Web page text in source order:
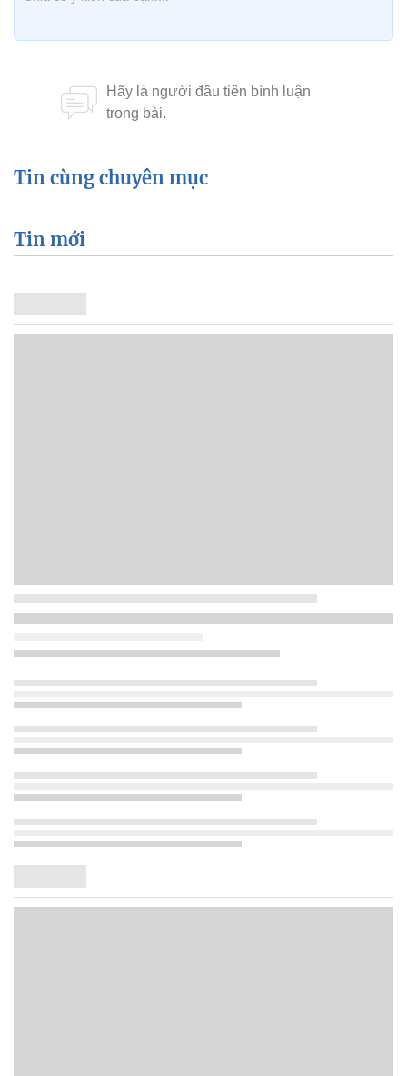
Tin cùng chuyên mục
Tin mới